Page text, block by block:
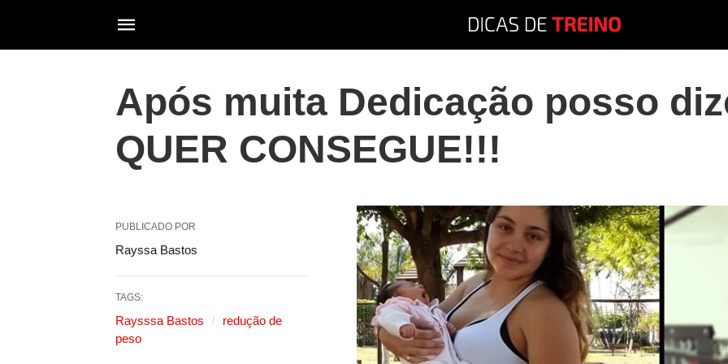
Após muita Dedicação posso
QUER CONSEGUE!!!
PUBLICADO POR
Rayssa Bastos
TAGS:
Raysssa Bastos
redução de
peso